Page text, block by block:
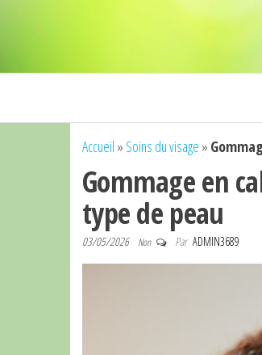
Accueil » Soins du visage »
Gommage en
type de peau
03/05/2026 Non Par ADMIN3689